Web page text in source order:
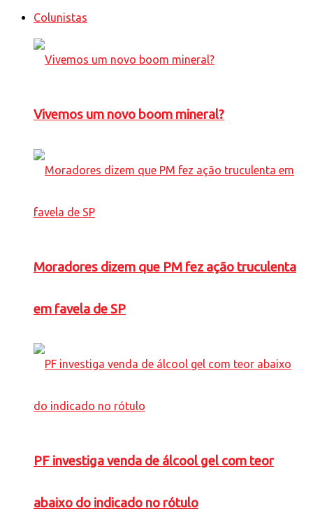
Colunistas
Vivemos um novo boom mineral?
Moradores dizem que PM fez ação truculenta
em favela de SP
PF investiga venda de álcool gel com teor
abaixo do indicado no rótulo